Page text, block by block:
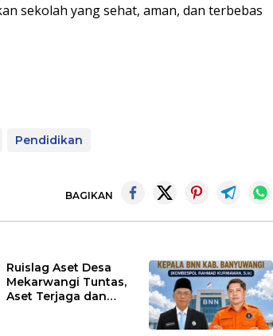
sekolah yang sehat, aman, dan terbebas
Pendidikan
BAGIKAN
Ruislag Aset Desa
Mekarwangi Tuntas,
Aset Terjaga dan